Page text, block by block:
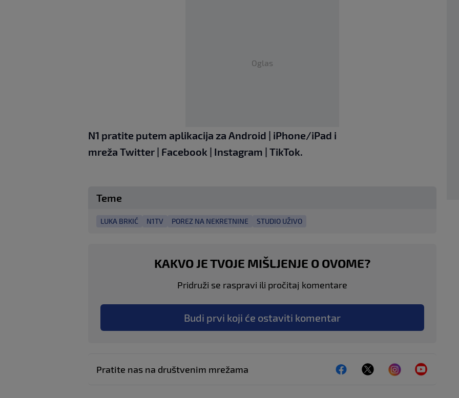
Oglas
N1 pratite putem aplikacija za Android | iPhone/iPad i
mreža Twitter | Facebook | Instagram | TikTok.
Teme
LUKA BRKIĆ N1TV POREZ NA NEKRETNINE STUDIO UŽIVO
KAKVO JE TVOJE MIŠLJENJE O OVOME?
Pridruži se raspravi ili pročitaj komentare
Budi prvi koji će ostaviti komentar
Pratite nas na društvenim mrežama